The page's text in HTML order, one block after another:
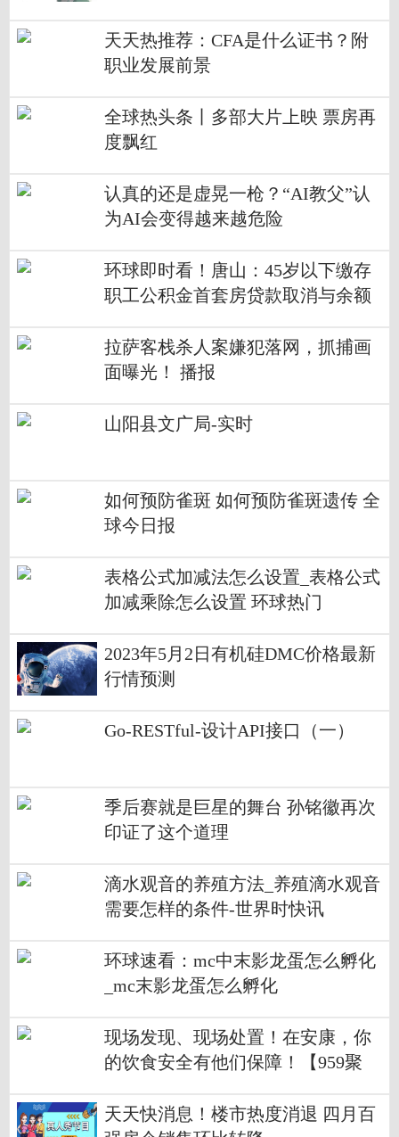
天天热推荐：CFA是什么证书？附
职业发展前景
全球热头条丨多部大片上映 票房再
度飘红
认真的还是虚晃一枪？“AI教父”认
为AI会变得越来越危险
环球即时看！唐山：45岁以下缴存
职工公积金首套房贷款取消与余额
拉萨客栈杀人案嫌犯落网，抓捕画
面曝光！ 播报
山阳县文广局-实时
如何预防雀斑 如何预防雀斑遗传 全
球今日报
表格公式加减法怎么设置_表格公式
加减乘除怎么设置 环球热门
2023年5月2日有机硅DMC价格最新
行情预测
Go-RESTful-设计API接口（一）
季后赛就是巨星的舞台 孙铭徽再次
印证了这个道理
滴水观音的养殖方法_养殖滴水观音
需要怎样的条件-世界时快讯
环球速看：mc中末影龙蛋怎么孵化
_mc末影龙蛋怎么孵化
现场发现、现场处置！在安康，你
的饮食安全有他们保障！【959聚
天天快消息！楼市热度消退 四月百